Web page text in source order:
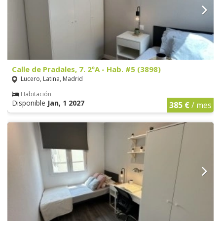
Calle de Pradales, 7. 2ºA - Hab. #5 (3898)
Lucero, Latina, Madrid
Habitación
Disponible Jan, 1 2027 385 €/ mes